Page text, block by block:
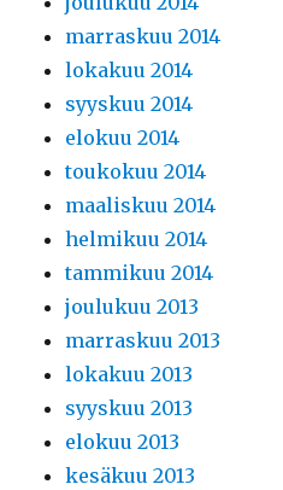
marraskuu 2014
lokakuu 2014
syyskuu 2014
elokuu 2014
toukokuu 2014
maaliskuu 2014
helmikuu 2014
tammikuu 2014
joulukuu 2013
marraskuu 2013
lokakuu 2013
syyskuu 2013
elokuu 2013
kesäkuu 2013